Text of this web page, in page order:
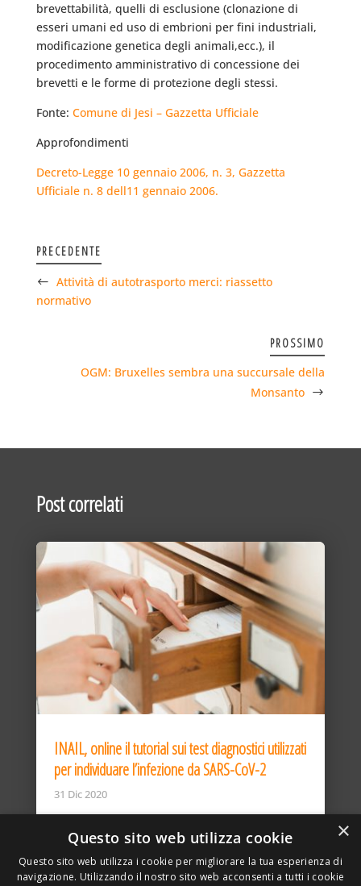
brevettabilità, quelli di esclusione (clonazione di
esseri umani ed uso di embrioni per fini industriali,
modificazione genetica degli animali,ecc.), il
procedimento amministrativo di concessione dei
brevetti e le forme di protezione degli stessi.
Fonte: Comune di Jesi – Gazzetta Ufficiale
Approfondimenti
Decreto-Legge 10 gennaio 2006, n. 3, Gazzetta
Ufficiale n. 8 dell11 gennaio 2006.
PRECEDENTE
Attività di autotrasporto merci: riassetto
normativo
PROSSIMO
OGM: Bruxelles sembra una succursale della
Monsanto
Post correlati
INAIL, online il tutorial sui test diagnostici utilizzati
per individuare l’infezione da SARS-CoV-2
31 Dic 2020
×
Questo sito web utilizza cookie
Questo sito web utilizza i cookie per migliorare la tua esperienza di
navigazione. Utilizzando il nostro sito web acconsenti a tutti i cookie